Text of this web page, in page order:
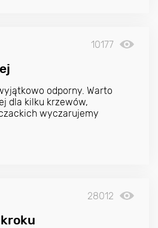
10177
odporny. Warto
dla kilku krzewów,
wyczarujemy
28012